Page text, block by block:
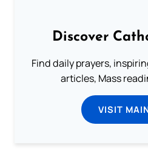
Discover
Find daily prayers,
articles, Mass
VISIT